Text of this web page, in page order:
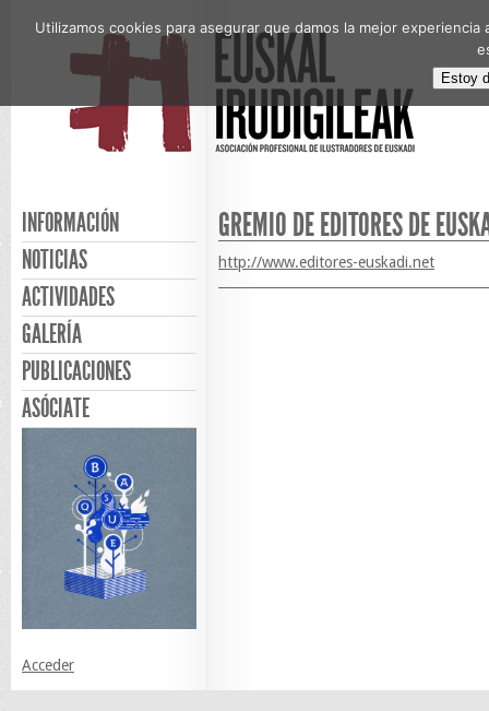
INFORMACIÓN
NOTICIAS
ACTIVIDADES
GALERÍA
PUBLICACIONES
ASÓCIATE
Acceder
GREMIO DE EDITORES DE
http://www.editores-euskadi.net
Utilizamos cookies para asegurar que damos la mejor
Estoy